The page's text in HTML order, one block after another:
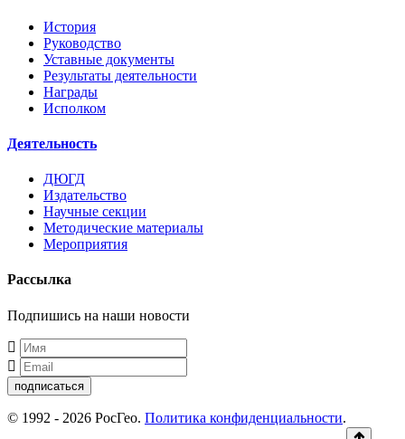
История
Руководство
Уставные документы
Результаты деятельности
Награды
Исполком
Деятельность
ДЮГД
Издательство
Научные секции
Методические материалы
Мероприятия
Рассылка
Подпишись на наши новости
подписаться
© 1992 - 2026 РосГео. Политика конфиденциальности.